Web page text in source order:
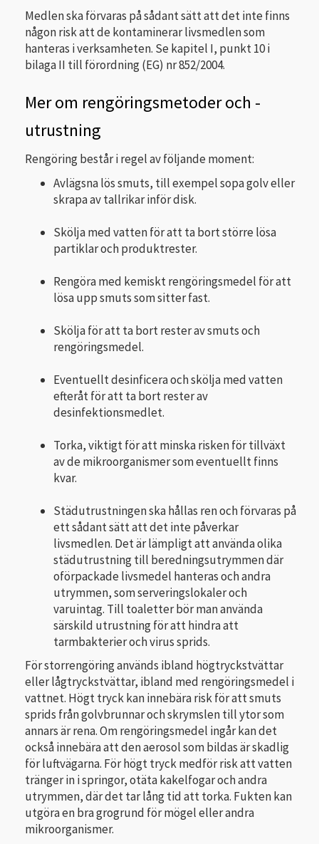
Medlen ska förvaras på sådant sätt att det inte finns
någon risk att de kontaminerar livsmedlen som
hanteras i verksamheten. Se kapitel I, punkt 10 i
bilaga II till förordning (EG) nr 852/2004.
Mer om rengöringsmetoder och -
utrustning
Rengöring består i regel av följande moment:
Avlägsna lös smuts, till exempel sopa golv eller
skrapa av tallrikar inför disk.
Skölja med vatten för att ta bort större lösa
partiklar och produktrester.
Rengöra med kemiskt rengöringsmedel för att
lösa upp smuts som sitter fast.
Skölja för att ta bort rester av smuts och
rengöringsmedel.
Eventuellt desinficera och skölja med vatten
efteråt för att ta bort rester av
desinfektionsmedlet.
Torka, viktigt för att minska risken för tillväxt
av de mikroorganismer som eventuellt finns
kvar.
Städutrustningen ska hållas ren och förvaras på
ett sådant sätt att det inte påverkar
livsmedlen. Det är lämpligt att använda olika
städutrustning till beredningsutrymmen där
oförpackade livsmedel hanteras och andra
utrymmen, som serveringslokaler och
varuintag. Till toaletter bör man använda
särskild utrustning för att hindra att
tarmbakterier och virus sprids.
För storrengöring används ibland högtryckstvättar
eller lågtryckstvättar, ibland med rengöringsmedel i
vattnet. Högt tryck kan innebära risk för att smuts
sprids från golvbrunnar och skrymslen till ytor som
annars är rena. Om rengöringsmedel ingår kan det
också innebära att den aerosol som bildas är skadlig
för luftvägarna. För högt tryck medför risk att vatten
tränger in i springor, otäta kakelfogar och andra
utrymmen, där det tar lång tid att torka. Fukten kan
utgöra en bra grogrund för mögel eller andra
mikroorganismer.